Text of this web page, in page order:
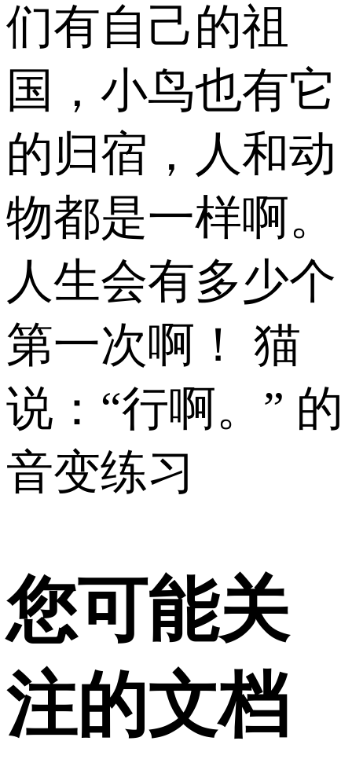
们有自己的祖
国，小鸟也有它
的归宿，人和动
物都是一样啊。
人生会有多少个
第一次啊！ 猫
说：“行啊。” 的
音变练习
您可能关
注的文档